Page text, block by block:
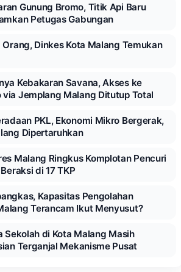
Gunung Bromo, Titik Api Baru
Petugas Gabungan
Dinkes Kota Malang Temukan
Kebakaran Savana, Akses ke
via Jemplang Malang Ditutup Total
PKL, Ekonomi Mikro Bergerak,
Dipertaruhkan
Malang Ringkus Komplotan Pencuri
di 17 TKP
Kapasitas Pengolahan
Terancam Ikut Menyusut?
Sekolah di Kota Malang Masih
Terganjal Mekanisme Pusat